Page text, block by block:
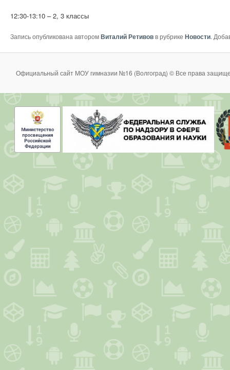
12:30-13:10 – 2, 3 классы
Запись опубликована авторомВиталий Ретивовв рубрике Новости.
Официальный сайт МОУ гимназии №16 (Волгоград) © Все права